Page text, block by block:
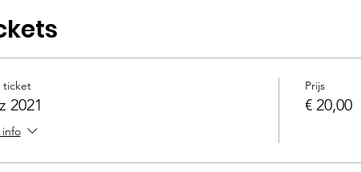
ticket
2021
Prijs
€ 20,00